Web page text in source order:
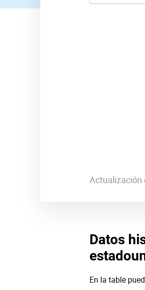
Actualización
Datos
En la table